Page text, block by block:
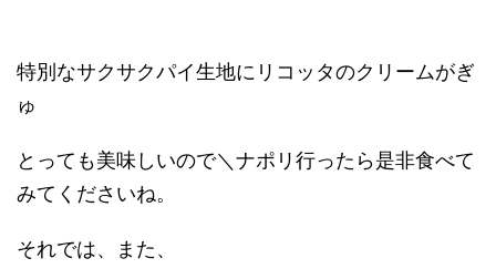
特別なサクサクパイ生地にリコッタのクリームがぎ
ゅ
とっても美味しいので＼ナポリ行ったら是非食べて
みてくださいね。
それでは、また、